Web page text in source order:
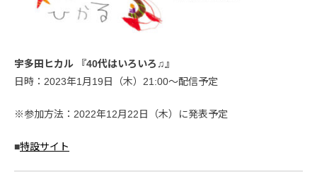
宇多田ヒカル 『40代はいろいろ♫』
日時：2023年1月19日（木）21:00～配信予定
※参加方法：2022年12月22日（木）に発表予定
■特設サイト